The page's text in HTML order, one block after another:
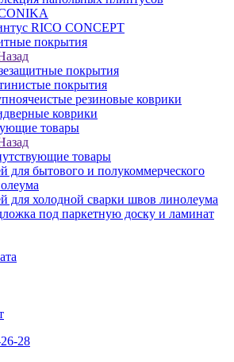
RICO CONCEPT
покрытия
покрытия
покрытия
резиновые коврики
коврики
товары
товары
для бытового и полукоммерческого
для холодной сварки швов линолеума
под паркетную доску и ламинат
28